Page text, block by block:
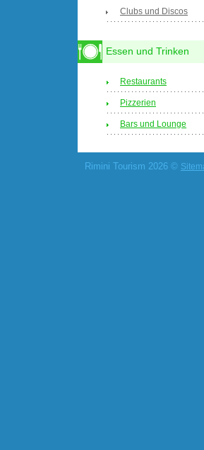
Clubs und Discos
Essen und Trinken
Restaurants
Pizzerien
Bars und Lounge
Rimini Tourism 2026 ©